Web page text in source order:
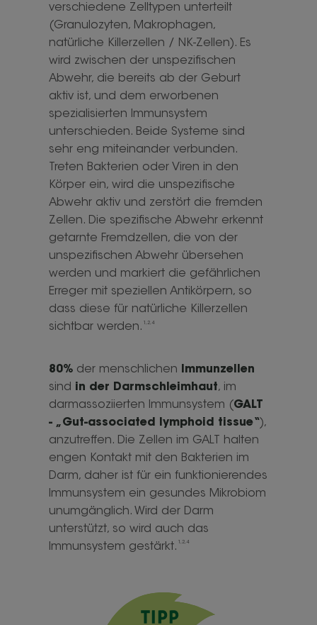
verschiedene Zelltypen unterteilt
(Granulozyten, Makrophagen,
natürliche Killerzellen / NK-Zellen). Es
wird zwischen der unspezifischen
Abwehr, die bereits ab der Geburt
aktiv ist, und dem erworbenen
spezialisierten Immunsystem
unterschieden. Beide Systeme sind
sehr eng miteinander verbunden.
Treten Bakterien oder Viren in den
Körper ein, wird die unspezifische
Abwehr aktiv und zerstört die fremden
Zellen. Die spezifische Abwehr erkennt
getarnte Fremdzellen, die von der
unspezifischen Abwehr übersehen
werden und markiert die gefährlichen
Erreger mit speziellen Antikörpern, so
dass diese für natürliche Killerzellen
sichtbar werden. 1,2,4
80% der menschlichen
Immunzellen
sind in der Darmschleimhaut, im
darmassoziierten Immunsystem (GALT
- „Gut-associated lymphoid tissue“),
anzutreffen. Die Zellen im GALT halten
engen Kontakt mit den Bakterien im
Darm, daher ist für ein funktionierendes
Immunsystem ein gesundes Mikrobiom
unumgänglich. Wird der Darm
unterstützt, so wird auch das
Immunsystem gestärkt.
1,2,4